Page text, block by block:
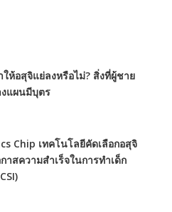
ห้อสุจิแย่ลงหรือไม่? สิ่งที่ผู้ชาย
แผนมีบุตร
Chip เทคโนโลยีคัดเลือกอสุจิ
าสความสำเร็จในการทำเด็ก